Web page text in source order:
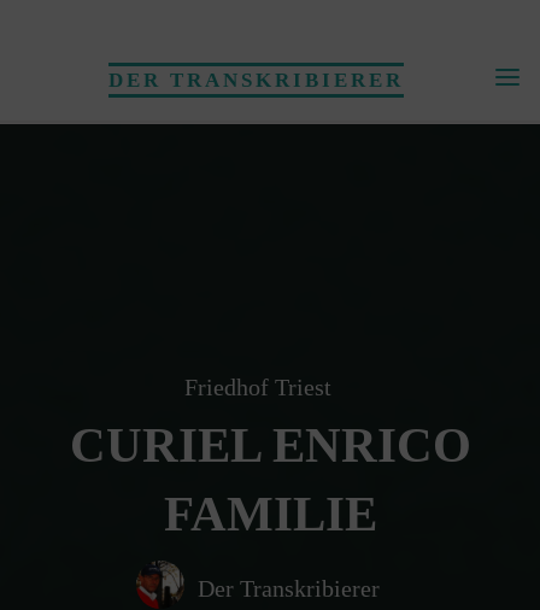
DER TRANSKRIBIERER
Friedhof Triest
CURIEL ENRICO
FAMILIE
Der Transkribierer